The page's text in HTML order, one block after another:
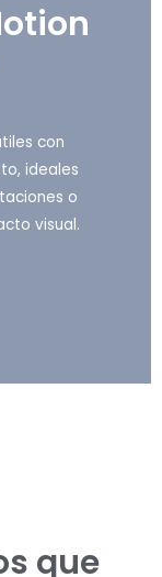
con
ideales
o
visual.
que